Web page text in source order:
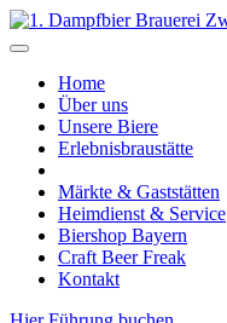
Home
Über uns
Unsere Biere
Erlebnisbraustätte
Märkte & Gaststätten
Heimdienst & Service
Biershop Bayern
Craft Beer Freak
Kontakt